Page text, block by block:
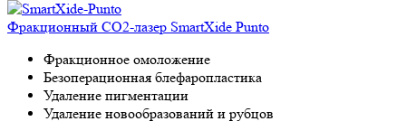
Фракционный СО2-лазер SmartXide Punto
Фракционное омоложение
Безоперационная блефаропластика
Удаление пигментации
Удаление новообразований и рубцов